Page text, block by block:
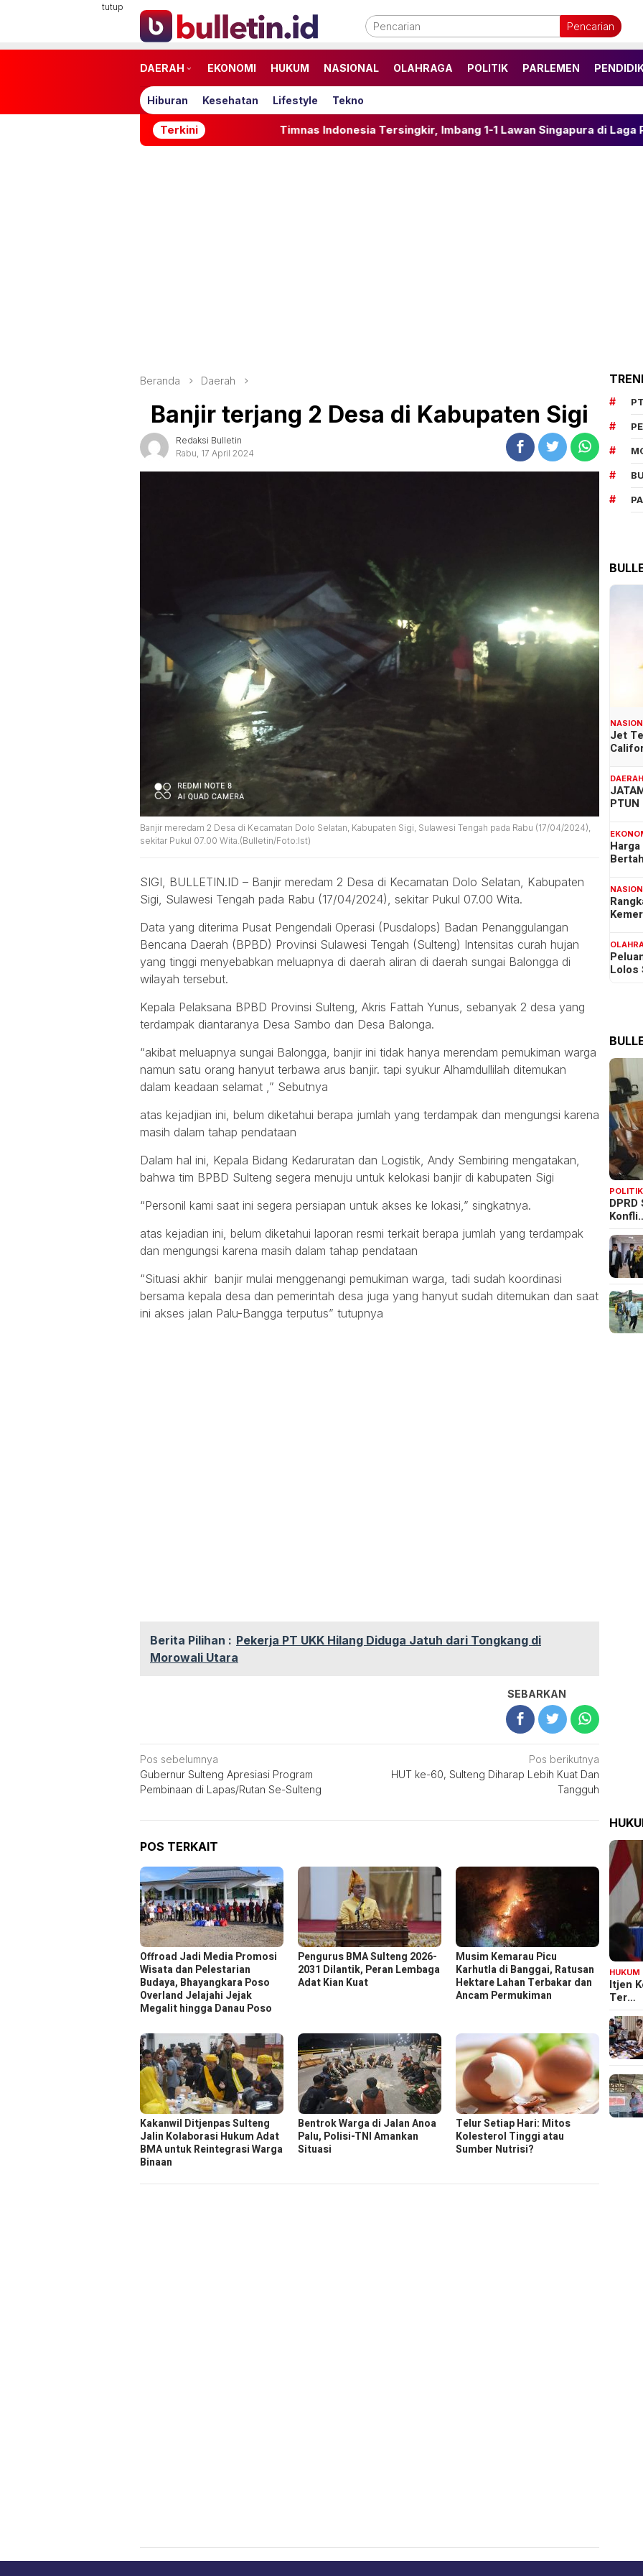
tutup
Pencarian
DAERAH EKONOMI HUKUM NASIONAL OLAHRAGA POLITIK PARLEMEN
Hiburan Kesehatan Lifestyle Tekno
TerkiniTimnas Indonesia Tersingkir, Imbang 1-1 Lawan Singapura di Laga Penentu Grup A
Beranda Daerah
Banjir terjang 2 Desa di Kabupaten Sigi
Redaksi Bulletin
Rabu, 17 April 2024
Banjir meredam 2 Desa di Kecamatan Dolo Selatan, Kabupaten Sigi, Sulawesi Tengah pada Rabu (17/04/2024),
sekitar Pukul 07.00 Wita.(Bulletin/Foto:Ist)
SIGI, BULLETIN.ID – Banjir meredam 2 Desa di Kecamatan Dolo Selatan, Kabupaten
Sigi, Sulawesi Tengah pada Rabu (17/04/2024), sekitar Pukul 07.00 Wita.
Data yang diterima Pusat Pengendali Operasi (Pusdalops) Badan Penanggulangan
Bencana Daerah (BPBD) Provinsi Sulawesi Tengah (Sulteng) Intensitas curah hujan
yang tinggi menyebabkan meluapnya di daerah aliran di daerah sungai Balongga di
wilayah tersebut.
Kepala Pelaksana BPBD Provinsi Sulteng, Akris Fattah Yunus, sebanyak 2 desa yang
terdampak diantaranya Desa Sambo dan Desa Balonga.
“akibat meluapnya sungai Balongga, banjir ini tidak hanya merendam pemukiman warga
namun satu orang hanyut terbawa arus banjir. tapi syukur Alhamdullilah ditemukan
dalam keadaan selamat ,” Sebutnya
atas kejadjian ini, belum diketahui berapa jumlah yang terdampak dan mengungsi karena
masih dalam tahap pendataan
Dalam hal ini, Kepala Bidang Kedaruratan dan Logistik, Andy Sembiring mengatakan,
bahwa tim BPBD Sulteng segera menuju untuk kelokasi banjir di kabupaten Sigi
“Personil kami saat ini segera persiapan untuk akses ke lokasi,” singkatnya.
atas kejadian ini, belum diketahui laporan resmi terkait berapa jumlah yang terdampak
dan mengungsi karena masih dalam tahap pendataan
“Situasi akhir banjir mulai menggenangi pemukiman warga, tadi sudah koordinasi
bersama kepala desa dan pemerintah desa juga yang hanyut sudah ditemukan dan saat
ini akses jalan Palu-Bangga terputus” tutupnya
Berita Pilihan : Pekerja PT UKK Hilang Diduga Jatuh dari Tongkang di
Morowali Utara
SEBARKAN
Navigasi
pos
Pos sebelumnya
Gubernur Sulteng Apresiasi Program
Pembinaan di Lapas/Rutan Se-Sulteng
Pos berikutnya
HUT ke-60, Sulteng Diharap Lebih Kuat Dan
Tangguh
POS TERKAIT
Offroad Jadi Media Promosi
Wisata dan Pelestarian
Budaya, Bhayangkara Poso
Overland Jelajahi Jejak
Megalit hingga Danau Poso
Pengurus BMA Sulteng 2026-
2031 Dilantik, Peran Lembaga
Adat Kian Kuat
Musim Kemarau Picu
Karhutla di Banggai, Ratusan
Hektare Lahan Terbakar dan
Ancam Permukiman
Kakanwil Ditjenpas Sulteng
Jalin Kolaborasi Hukum Adat
BMA untuk Reintegrasi Warga
Binaan
Bentrok Warga di Jalan Anoa
Palu, Polisi-TNI Amankan
Situasi
Telur Setiap Hari: Mitos
Kolesterol Tinggi atau
Sumber Nutrisi?
Jet
Lolos
POLITIK
HUKUM
Itjen
Ter…